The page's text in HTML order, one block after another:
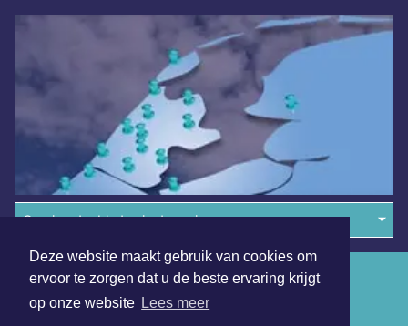
Deze website maakt gebruik van cookies om
ervoor te zorgen dat u de beste ervaring krijgt
op onze website Lees meer
Overige dagbladen in de regio
Algemene voorwaarden
Disclaimer